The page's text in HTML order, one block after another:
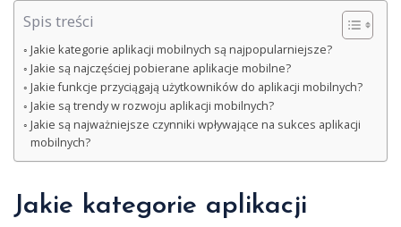
Spis treści
Jakie kategorie aplikacji mobilnych są najpopularniejsze?
Jakie są najczęściej pobierane aplikacje mobilne?
Jakie funkcje przyciągają użytkowników do aplikacji mobilnych?
Jakie są trendy w rozwoju aplikacji mobilnych?
Jakie są najważniejsze czynniki wpływające na sukces aplikacji
mobilnych?
Jakie kategorie aplikacji